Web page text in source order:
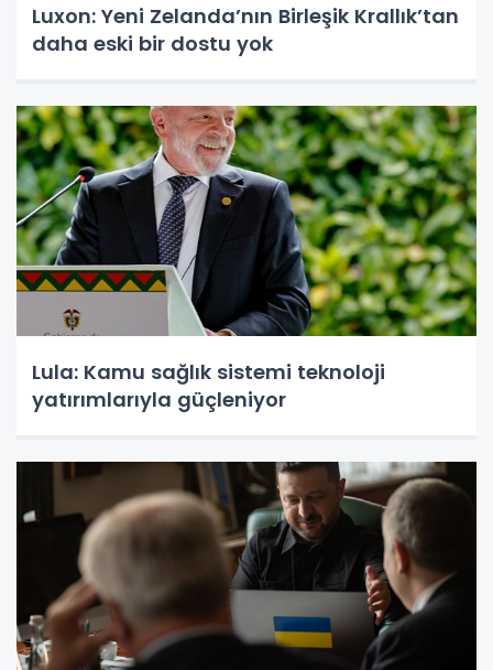
Luxon: Yeni Zelanda’nın Birleşik Krallık’tan
daha eski bir dostu yok
Lula: Kamu sağlık sistemi teknoloji
yatırımlarıyla güçleniyor